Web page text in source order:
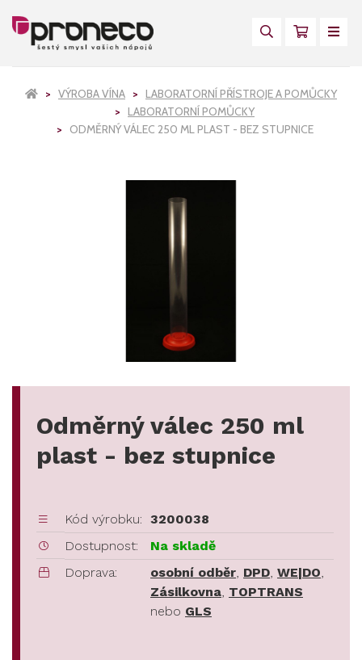
VÝROBA VÍNA
LABORATORNÍ PŘÍSTROJE A POMŮCKY
LABORATORNÍ POMŮCKY
ODMĚRNÝ VÁLEC 250 ML PLAST - BEZ STUPNICE
Odměrný válec 250 ml
plast - bez stupnice
Kód výrobku: 3200038
Dostupnost:
Na skladě
Doprava:
osobní odběr, DPD, WE|DO,
Zásilkovna, TOPTRANS
nebo GLS